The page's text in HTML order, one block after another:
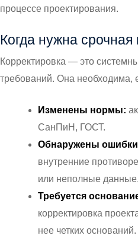
процессе проектирования.
Когда нужна
Корректировка — это
требований. Она необходима,
Изменены нормы:
СанПиН, ГОСТ.
Обнаружены
внутренние
или неполные данные.
Требуется
корректировка
нее четких оснований.